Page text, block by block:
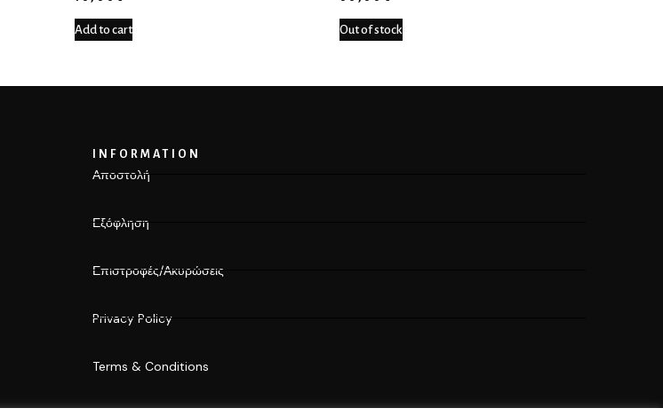
Add to cart Out of stock
INFORMATION
Αποστολή
Εξόφληση
Επιστροφές/Ακυρώσεις
Privacy Policy
Terms & Conditions